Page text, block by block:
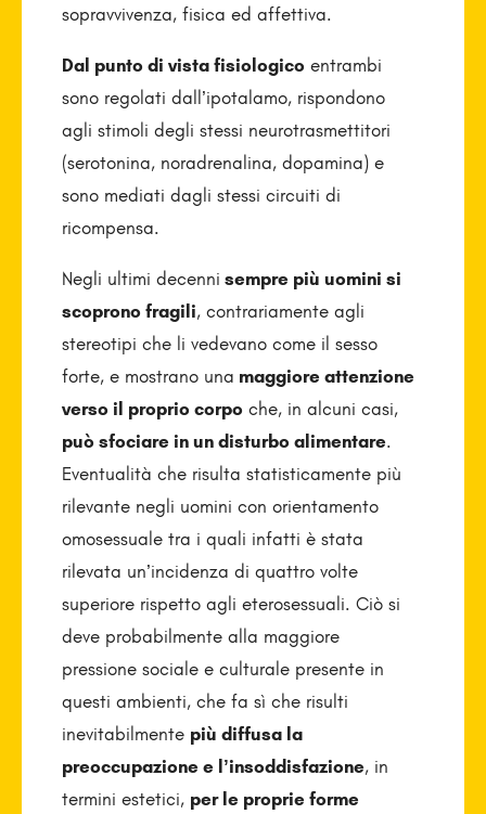
sopravvivenza, fisica ed affettiva.
Dal punto di vista fisiologico entrambi
sono regolati dall’ipotalamo, rispondono
agli stimoli degli stessi neurotrasmettitori
(serotonina, noradrenalina, dopamina) e
sono mediati dagli stessi circuiti di
ricompensa.
Negli ultimi decenni sempre più uomini si
scoprono fragili, contrariamente agli
stereotipi che li vedevano come il sesso
forte, e mostrano una maggiore attenzione
verso il proprio corpo che, in alcuni casi,
può sfociare in un disturbo alimentare.
Eventualità che risulta statisticamente più
rilevante negli uomini con orientamento
omosessuale tra i quali infatti è stata
rilevata un’incidenza di quattro volte
superiore rispetto agli eterosessuali. Ciò si
deve probabilmente alla maggiore
pressione sociale e culturale presente in
questi ambienti, che fa sì che risulti
inevitabilmente più diffusa la
preoccupazione e l’insoddisfazione, in
termini estetici, per le proprie forme